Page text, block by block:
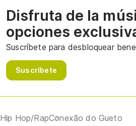
Disfruta de la
opciones
Suscríbete para desbloquear
Suscríbete
Hip Hop/RapConexão do Gueto